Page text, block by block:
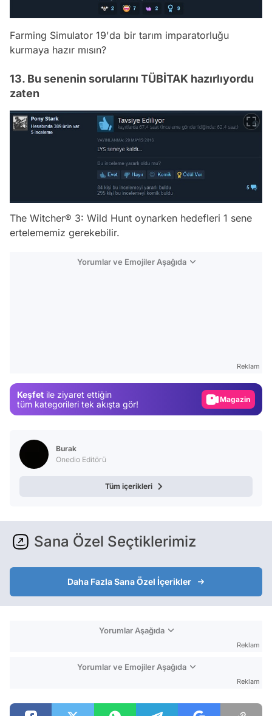
Farming Simulator 19'da bir tarım imparatorluğu
kurmaya hazır mısın?
13. Bu senenin sorularını TÜBİTAK hazırlıyordu
zaten
The Witcher® 3: Wild Hunt oynarken hedefleri 1 sene
ertelememiz gerekebilir.
Yorumlar ve Emojiler Aşağıda
Reklam
Keşfet ile ziyaret ettiğin
tüm kategorileri tek akışta gör!
Gündem
Magazin
Video
Burak
Onedio Editörü
Tüm içerikleri
Sana Özel Seçtiklerimiz
Daha Fazla Sana Özel İçerikler
Yorumlar Aşağıda
Reklam
Yorumlar ve Emojiler Aşağıda
Reklam